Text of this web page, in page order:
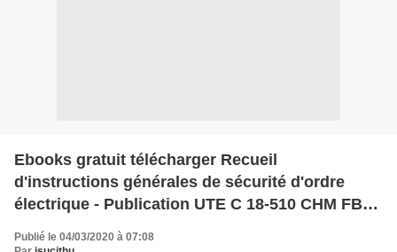
Ebooks gratuit télécharger Recueil
d'instructions générales de sécurité d'ordre
électrique - Publication UTE C 18-510 CHM FB2
Publié le 04/03/2020 à 07:08